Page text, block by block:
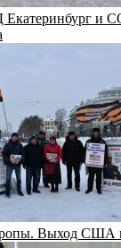
и
Выход